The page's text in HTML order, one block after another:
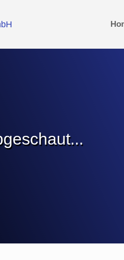
ZUR